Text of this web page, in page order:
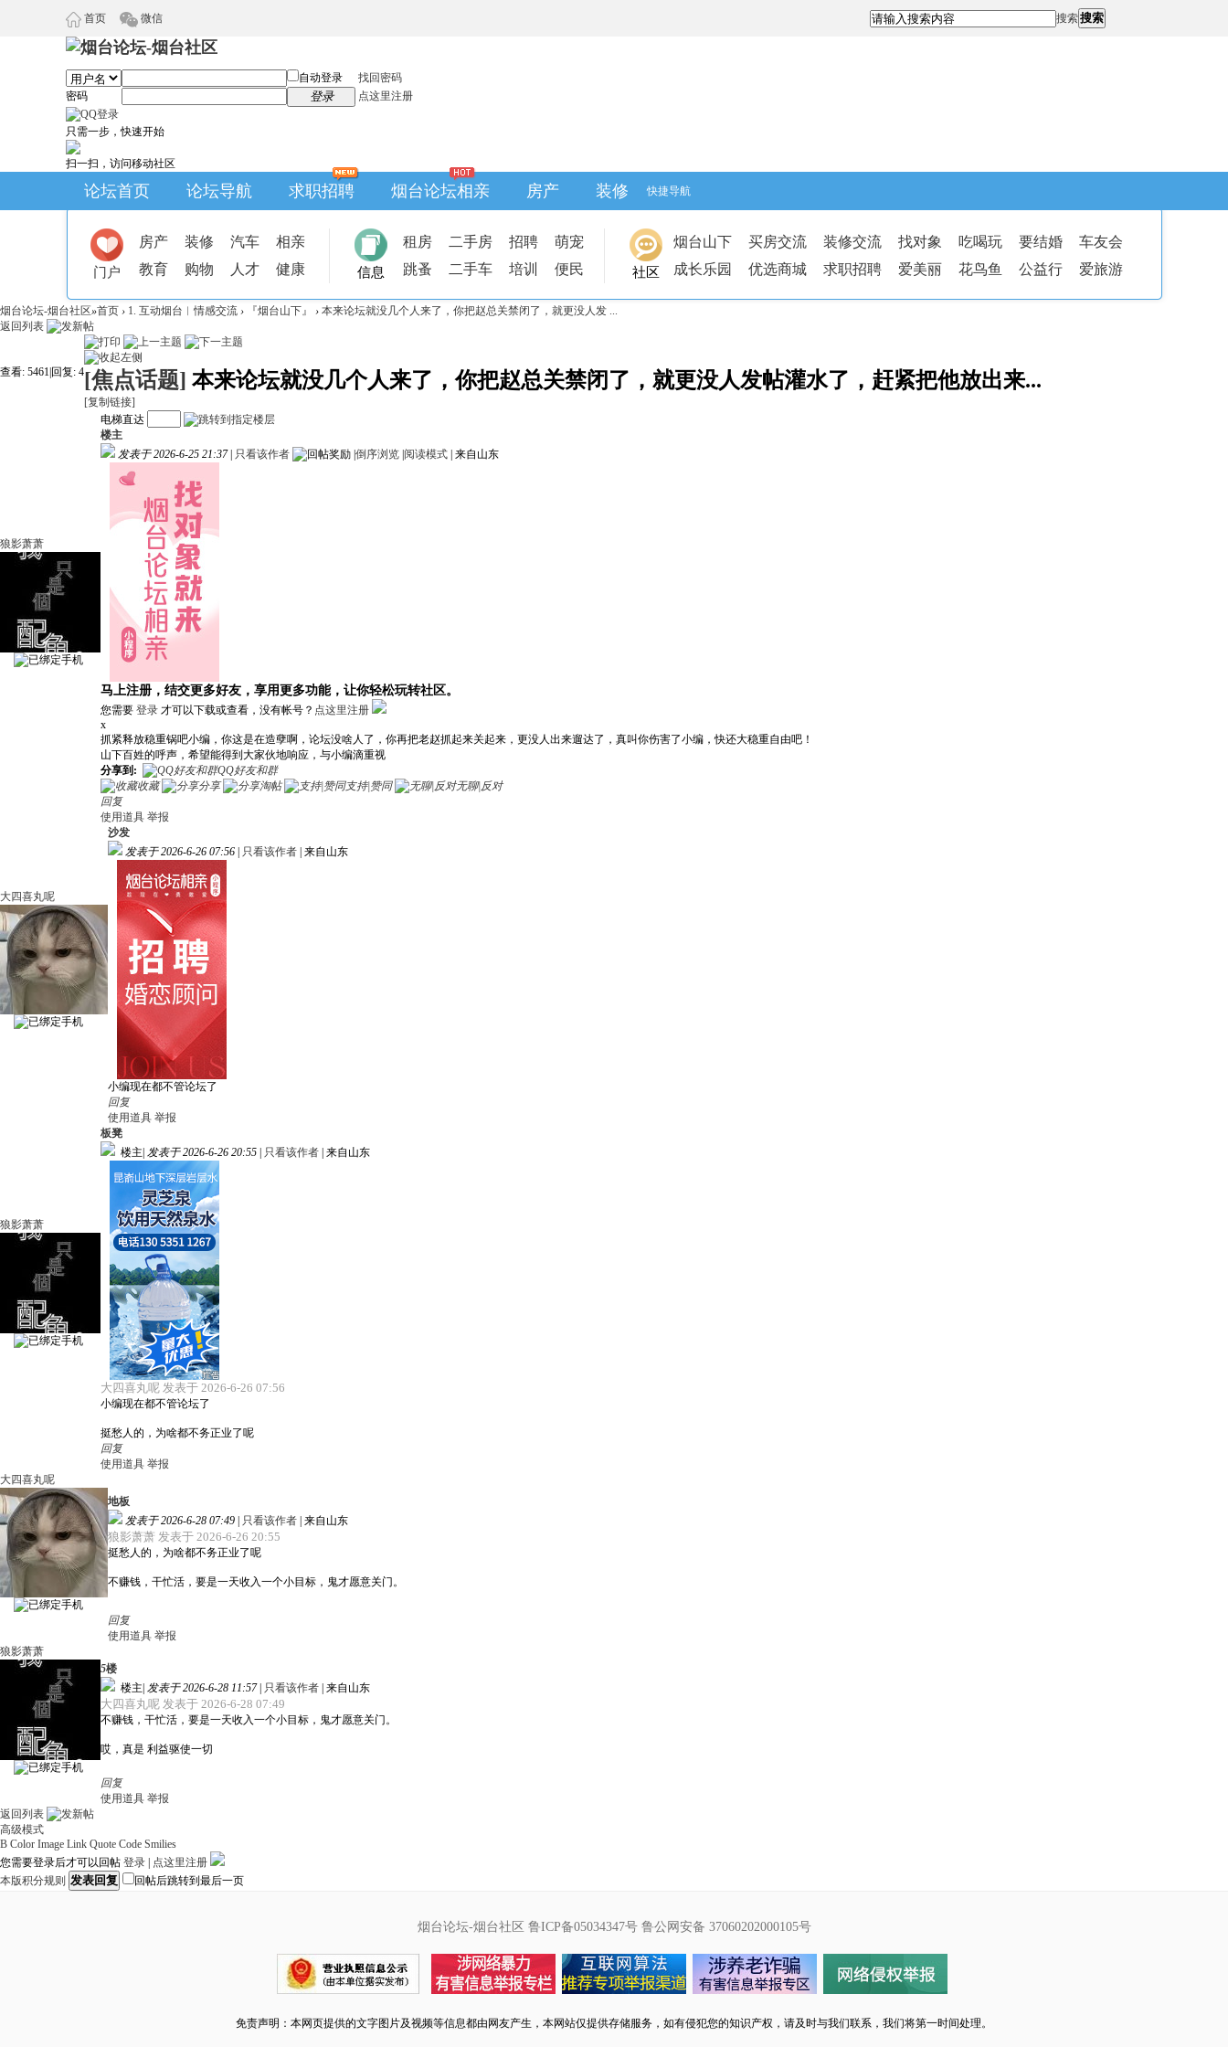
首页 微信 搜索搜索
自动登录
找回密码
密码
登录 点这里注册
只需一步，快速开始
扫一扫，访问移动社区
论坛首页 论坛导航 求职招聘 烟台论坛相亲 房产 装修 快捷导航
门户
房产 装修 汽车
相亲
教育
购物 人才 健康 信息
租房 二手房 招聘
萌宠
跳蚤
二手车 培训 便民 社区
烟台山下 买房交流 装修交流 找对象 吃喝玩 要结婚
车友会
成长乐园
优选商城 求职招聘 爱美丽 花鸟鱼 公益行 爱旅游
烟台论坛-烟台社区»首页 › 1. 互动烟台︱情感交流 › 『烟台山下』 › 本来论坛就没几个人来了，你把赵总关禁闭了，就更没人发 ...
返回列表
查看: 5461 回复: 4[焦点话题] 本来论坛就没几个人来了，你把赵总关禁闭了，就更没人发帖灌水了，赶紧把他放出来...
[复制链接]
狼影萧萧
电梯直达
楼主
发表于 2026-6-25 21:37
只看该作者 倒序浏览 阅读模式 来自山东
马上注册，结交更多好友，享用更多功能，让你轻松玩转社区。
您需要 登录 才可以下载或查看，没有帐号？ 点这里注册
x
抓紧释放稳重锅吧小编，你这是在造孽啊，论坛没啥人了，你再把老赵抓起来关起来，更没人出来遛达了，真叫你伤害了小编，快还大稳重自由吧！
山下百姓的呼声，希望能得到大家伙地响应，与小编滴重视
分享到:
QQ好友和群
收藏
分享 淘帖 支持|赞同
无聊|反对
回复
使用道具 举报
大四喜丸呢
沙发
发表于 2026-6-26 07:56
只看该作者 来自山东
小编现在都不管论坛了
回复
使用道具 举报
狼影萧萧
板凳
楼主 发表于 2026-6-26 20:55 只看该作者 来自山东
大四喜丸呢 发表于 2026-6-26 07:56
小编现在都不管论坛了
挺愁人的，为啥都不务正业了呢
回复
使用道具 举报
大四喜丸呢
地板
发表于 2026-6-28 07:49
只看该作者 来自山东
狼影萧萧 发表于 2026-6-26 20:55
挺愁人的，为啥都不务正业了呢
不赚钱，干忙活，要是一天收入一个小目标，鬼才愿意关门。
回复
使用道具 举报
狼影萧萧
5楼
楼主 发表于 2026-6-28 11:57 只看该作者 来自山东
大四喜丸呢 发表于 2026-6-28 07:49
不赚钱，干忙活，要是一天收入一个小目标，鬼才愿意关门。
哎，真是 利益驱使一切
回复
使用道具 举报
返回列表
高级模式
B Color Image Link Quote Code Smilies
您需要登录后才可以回帖 登录
点这里注册
本版积分规则 发表回复 回帖后跳转到最后一页
烟台论坛-烟台社区 鲁ICP备05034347号 鲁公网安备 37060202000105号
免责声明：本网页提供的文字图片及视频等信息都由网友产生，本网站仅提供存储服务，如有侵犯您的知识产权，请及时与我们联系，我们将第一时间处理。